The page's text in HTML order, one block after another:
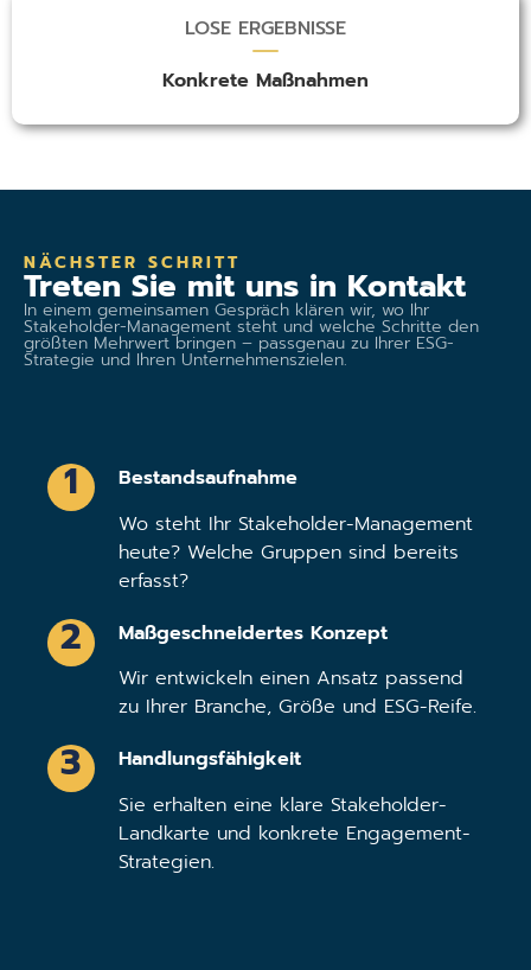
LOSE ERGEBNISSE
Konkrete Maßnahmen
NÄCHSTER SCHRITT
Treten Sie mit uns in Kontakt
In einem gemeinsamen Gespräch klären wir, wo Ihr
Stakeholder-Management steht und welche Schritte den
größten Mehrwert bringen – passgenau zu Ihrer ESG-
Strategie und Ihren Unternehmenszielen.
1
Bestandsaufnahme
Wo steht Ihr Stakeholder-Management
heute? Welche Gruppen sind bereits
erfasst?
2
Maßgeschneidertes Konzept
Wir entwickeln einen Ansatz passend
zu Ihrer Branche, Größe und ESG-Reife.
3
Handlungsfähigkeit
Sie erhalten eine klare Stakeholder-
Landkarte und konkrete Engagement-
Strategien.